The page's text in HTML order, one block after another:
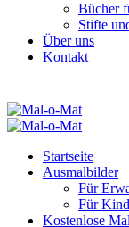
Bücher
Stifte
Über uns
Kontakt
Startseite
Ausmalbilder
Für
Für
Kostenlose